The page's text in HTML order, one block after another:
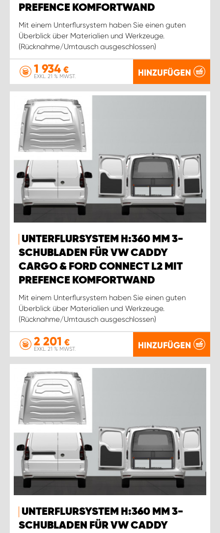
PREFENCE KOMFORTWAND
Mit einem Unterflursystem haben Sie einen guten
Überblick über Materialien und Werkzeuge.
(Rücknahme/Umtausch ausgeschlossen)
1 934 €
EXKL. 21 % MWST. HINZUFÜGEN
UNTERFLURSYSTEM H:360 MM 3-
SCHUBLADEN FÜR VW CADDY
CARGO & FORD CONNECT L2 MIT
PREFENCE KOMFORTWAND
Mit einem Unterflursystem haben Sie einen guten
Überblick über Materialien und Werkzeuge.
(Rücknahme/Umtausch ausgeschlossen)
2 201 €
EXKL. 21 % MWST. HINZUFÜGEN
UNTERFLURSYSTEM H:360 MM 3-
SCHUBLADEN FÜR VW CADDY